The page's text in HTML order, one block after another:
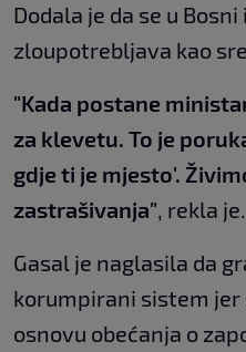
Dodala je da se u
zloupotrebljava kao
"Kada postane
za klevetu. To je
gdje ti je mjesto'.
zastrašivanja", rekla je.
Gasal je naglasila da
korumpirani sistem jer
osnovu obećanja o